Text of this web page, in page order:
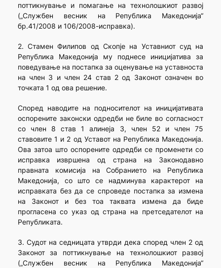
поттикнување и помагање на технолошкиот развој
(„Службен весник на Република Македонија“
бр.41/2008 и 106/2008-исправка).
2. Стамен Филипов од Скопје на Уставниот суд на
Република Македонија му поднесе иницијатива за
поведување на постапка за оценување на уставноста
на член 3 и член 24 став 2 од Законот означен во
точката 1 од ова решение.
Според наводите на подносителот на иницијативата
оспорените законски одредби не биле во согласност
со член 8 став 1 алинеја 3, член 52 и член 75
ставовите 1 и 2 од Уставот на Република Македонија.
Ова затоа што оспорените одредби се променети со
исправка извршена од страна на Законодавно
правната комисија на Собранието на Република
Македонија, со што се надминува карактерот на
исправката без да се спроведе постапка за измена
на Законот и без тоа таквата измена да биде
прогласена со указ од страна на претседателот на
Републиката.
3. Судот на седницата утврди дека според член 2 од
Законот за поттикнување на технолошкиот развој
(„Службен весник на Република Македонија“